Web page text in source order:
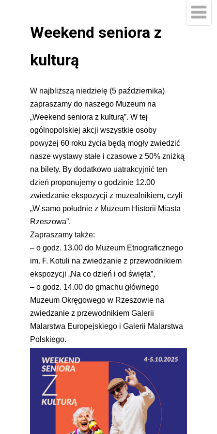
Weekend seniora z
kulturą
W najbliższą niedzielę (5 października)
zapraszamy do naszego Muzeum na
„Weekend seniora z kulturą”. W tej
ogólnopolskiej akcji wszystkie osoby
powyżej 60 roku życia będą mogły zwiedzić
nasze wystawy stałe i czasowe z 50% zniżką
na bilety. By dodatkowo uatrakcyjnić ten
dzień proponujemy o godzinie 12.00
zwiedzanie ekspozycji z muzealnikiem, czyli
„W samo południe z Muzeum Historii Miasta
Rzeszowa”.
Zapraszamy także:
– o godz. 13.00 do Muzeum Etnograficznego
im. F. Kotuli na zwiedzanie z przewodnikiem
ekspozycji „Na co dzień i od święta”,
– o godz. 14.00 do gmachu głównego
Muzeum Okręgowego w Rzeszowie na
zwiedzanie z przewodnikiem Galerii
Malarstwa Europejskiego i Galerii Malarstwa
Polskiego.